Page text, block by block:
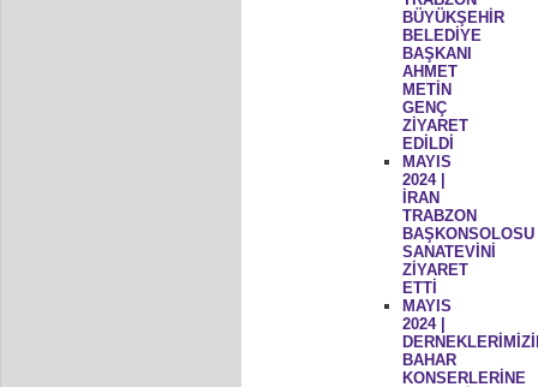
BÜYÜKŞEHİR
BELEDİYE
BAŞKANI
AHMET
METİN
GENÇ
ZİYARET
EDİLDİ
MAYIS
2024 |
İRAN
TRABZON
BAŞKONSOLOSU
SANATEVİNİ
ZİYARET
ETTİ
MAYIS
2024 |
BAHAR
KONSERLERİNE